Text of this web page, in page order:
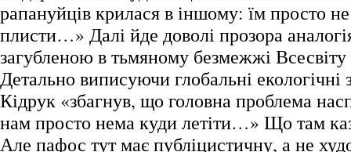
рапануйців крилася в іншому: їм просто
плисти…» Далі йде доволі прозора
загубленою в тьмяному безмежжі
Детально виписуючи глобальні
Кідрук «збагнув, що головна проблема
нам просто нема куди летіти…» Що там
Але пафос тут має публіцистичну, а не